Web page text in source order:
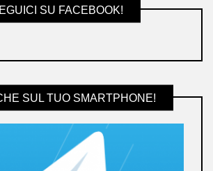
SU FACEBOOK!
SUL TUO SMARTPHONE!